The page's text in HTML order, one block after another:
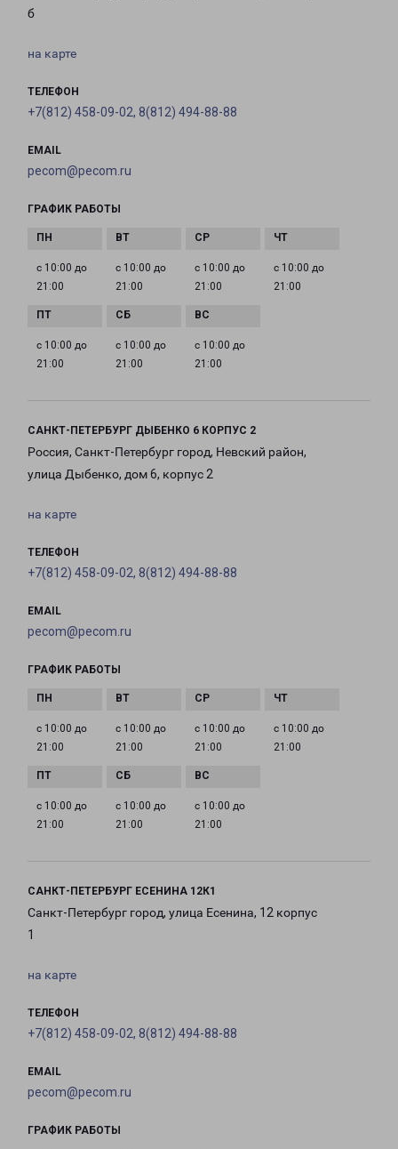
б
на карте
ТЕЛЕФОН
+7(812) 458-09-02, 8(812) 494-88-88
EMAIL
pecom@pecom.ru
ГРАФИК РАБОТЫ
с 10:00 до
21:00
с 10:00 до
21:00
с 10:00 до
21:00
с 10:00 до
21:00
с 10:00 до
21:00
с 10:00 до
21:00
с 10:00 до
21:00
САНКТ-ПЕТЕРБУРГ ДЫБЕНКО 6 КОРПУС 2
Россия, Санкт-Петербург город, Невский район,
улица Дыбенко, дом 6, корпус 2
на карте
ТЕЛЕФОН
+7(812) 458-09-02, 8(812) 494-88-88
EMAIL
pecom@pecom.ru
ГРАФИК РАБОТЫ
с 10:00 до
21:00
с 10:00 до
21:00
с 10:00 до
21:00
с 10:00 до
21:00
с 10:00 до
21:00
с 10:00 до
21:00
с 10:00 до
21:00
САНКТ-ПЕТЕРБУРГ ЕСЕНИНА 12К1
Санкт-Петербург город, улица Есенина, 12 корпус
1
на карте
ТЕЛЕФОН
+7(812) 458-09-02, 8(812) 494-88-88
EMAIL
pecom@pecom.ru
ГРАФИК РАБОТЫ